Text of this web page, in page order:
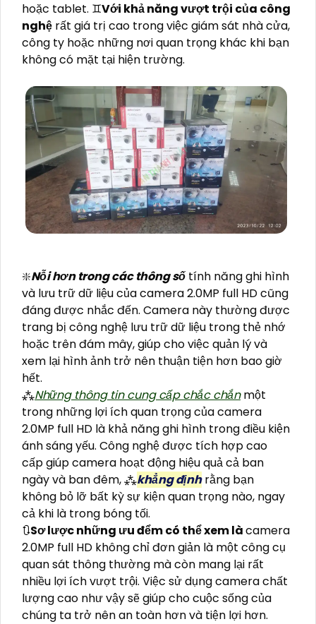
hoặc tablet. ♊Với khả năng vượt trội của công
nghệ rất giá trị cao trong việc giám sát nhà cửa,
công ty hoặc những nơi quan trọng khác khi bạn
không có mặt tại hiện trường.
❇️Nỗi hơn trong các thông sốtính năng ghi hình
và lưu trữ dữ liệu của camera 2.0MP full HD cũng
đáng được nhắc đến. Camera này thường được
trang bị công nghệ lưu trữ dữ liệu trong thẻ nhớ
hoặc trên đám mây, giúp cho việc quản lý và
xem lại hình ảnh trở nên thuận tiện hơn bao giờ
hết.
⁂Những thông tin cung cấp chắc chắnmột
trong những lợi ích quan trọng của camera
2.0MP full HD là khả năng ghi hình trong điều kiện
ánh sáng yếu. Công nghệ được tích hợp cao
cấp giúp camera hoạt động hiệu quả cả ban
ngày và ban đêm, ⁂khẳng địnhrằng bạn
không bỏ lỡ bất kỳ sự kiện quan trọng nào, ngay
cả khi là trong bóng tối.
🔃Sơ lược những ưu đểm có thể xem làcamera
2.0MP full HD không chỉ đơn giản là một công cụ
quan sát thông thường mà còn mang lại rất
nhiều lợi ích vượt trội. Việc sử dụng camera chất
lượng cao như vậy sẽ giúp cho cuộc sống của
chúng ta trở nên an toàn hơn và tiện lợi hơn.